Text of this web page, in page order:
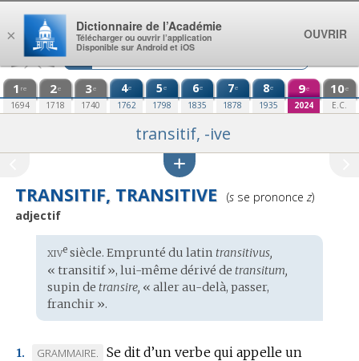
Aller au contenu
1 re
1694
2e
1718
3e
1740
4e
1762
5e
1798
6e
1835
7e
1878
8e
1935
9e
2024
10e
E.C.
transitif, -ive
TRANSITIF, TRANSITIVE
Prononciation
(sse prononce z)
adjectif
Étymologie
:
xivesiècle. Emprunté du latin transitivus,
« transitif », lui-même dérivé de transitum,
supin de transire, « aller au-delà, passer,
franchir ».
1.
MARQUE
GRAMMAIRE.
Se dit d’un verbe qui appelle un
×
Dictionnaire de l’Académie
Télécharger ou ouvrir l’application
Disponible sur Android et iOS
OUVRIR